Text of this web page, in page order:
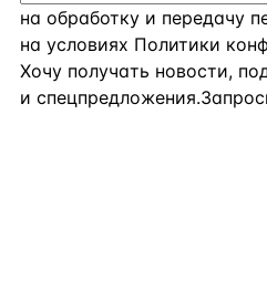
на обработку и передачу
на условиях Политики
Хочу получать новости,
и спецпредложения.